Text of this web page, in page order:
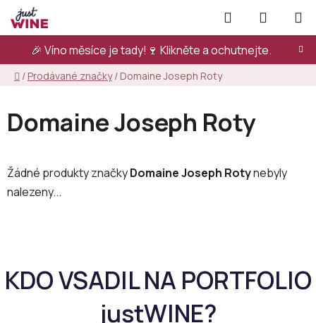
Přejít
na
obsah
🎉 Víno měsíce je tady!🍷 Klikněte a ochutnejte.
Hledat
KOŠÍK
Domů
/ Prodávané značky / Domaine Joseph Roty
Domaine Joseph Roty
Žádné produkty značkyDomaine Joseph Rotynebyly
nalezeny...